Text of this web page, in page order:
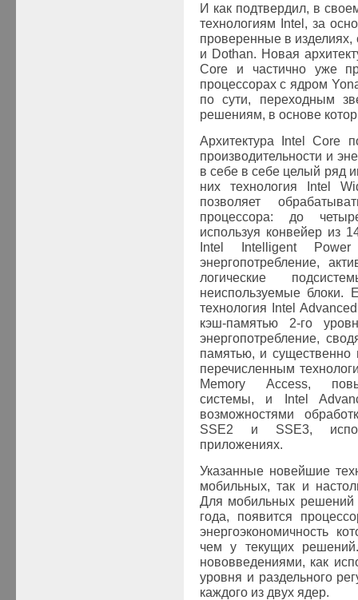
И как подтвердил, в
технологиям Intel, за
проверенные в
и Dothan. Новая
Core и частично уже
процессорах с ядром
по сути, переходным
решениям, в основе
Архитектура
Intel Core
производительности и
в себе в себе целый ряд
них технология Intel
позволяет
процессора: до
используя конвейер из
Intel Intelligent
энергопотребление,
логические
неиспользуемые блоки.
технология Intel
кэш-памятью 2-го
энергопотребление,
памятью, и существенно
перечисленным
Memory Access,
системы, и Intel
возможностями
SSE2 и SSE3,
приложениях.
Указанные новейшие
мобильных, так и
Для мобильных решений
года, появится
энергоэкономичность
чем у текущих
нововведениями, как
уровня и раздельного
каждого из двух ядер.